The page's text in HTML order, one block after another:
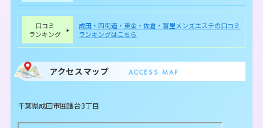
口コミ
ランキング
成田・四街道・東金・佐倉・富里メンズエステの口コミ
ランキングはこちら
アクセスマップ ACCESS MAP
千葉県成田市囲護台3丁目